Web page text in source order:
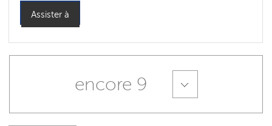
Assister à
encore 9